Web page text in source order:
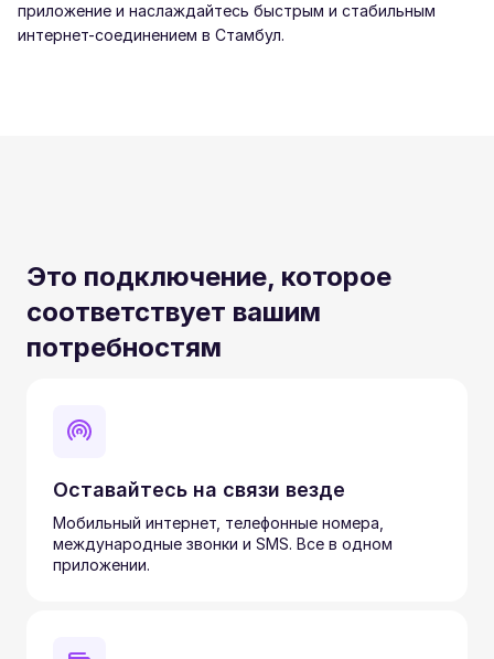
приложение и наслаждайтесь быстрым и стабильным
интернет-соединением в Стамбул.
Это подключение, которое
соответствует вашим
потребностям
Оставайтесь на связи везде
Мобильный интернет, телефонные номера,
международные звонки и SMS. Все в одном
приложении.